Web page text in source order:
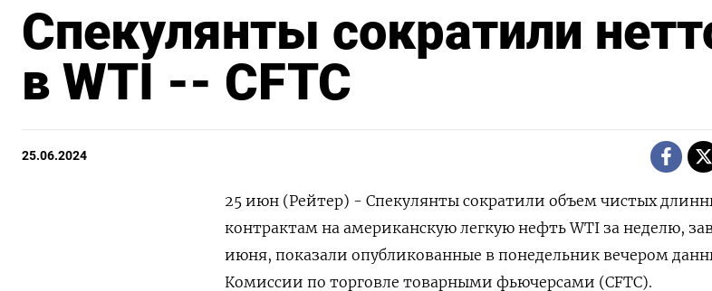
Спекулянты сократили
в WTI -- CFTC
25.06.2024
25 июн (Рейтер) - Спекулянты сократили объем чистых
контрактам на американскую легкую нефть WTI за неделю,
июня, показали опубликованные в понедельник вечером
Комиссии по торговле товарными фьючерсами (CFTC).